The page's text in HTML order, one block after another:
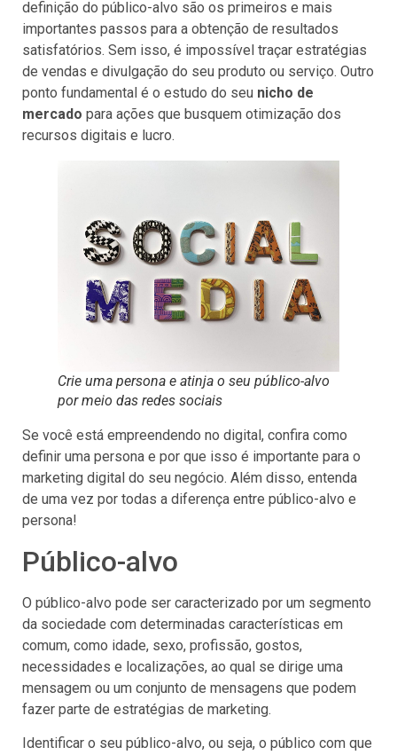
definição do público-alvo são os primeiros e mais
importantes passos para a obtenção de resultados
satisfatórios. Sem isso, é impossível traçar estratégias
de vendas e divulgação do seu produto ou serviço. Outro
ponto fundamental é o estudo do seu nicho de
mercado para ações que busquem otimização dos
recursos digitais e lucro.
Crie uma persona e atinja o seu público-alvo
por meio das redes sociais
Se você está empreendendo no digital, confira como
definir uma persona e por que isso é importante para o
marketing digital do seu negócio. Além disso, entenda
de uma vez por todas a diferença entre público-alvo e
persona!
Público-alvo
O público-alvo pode ser caracterizado por um segmento
da sociedade com determinadas características em
comum, como idade, sexo, profissão, gostos,
necessidades e localizações, ao qual se dirige uma
mensagem ou um conjunto de mensagens que podem
fazer parte de estratégias de marketing.
Identificar o seu público-alvo, ou seja, o público com que